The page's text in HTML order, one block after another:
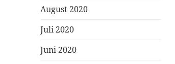
August 2020
Juli 2020
Juni 2020